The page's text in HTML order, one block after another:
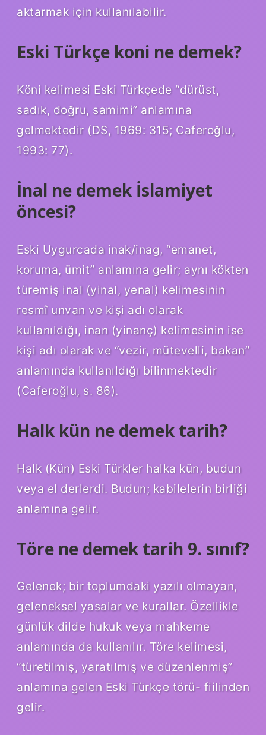
aktarmak için kullanılabilir.
Eski Türkçe koni ne demek?
Köni kelimesi Eski Türkçede “dürüst,
sadık, doğru, samimi” anlamına
gelmektedir (DS, 1969: 315; Caferoğlu,
1993: 77).
İnal ne demek İslamiyet
öncesi?
Eski Uygurcada inak/inag, “emanet,
koruma, ümit” anlamına gelir; aynı kökten
türemiş inal (yinal, yenal) kelimesinin
resmî unvan ve kişi adı olarak
kullanıldığı, inan (yinanç) kelimesinin ise
kişi adı olarak ve “vezir, mütevelli, bakan”
anlamında kullanıldığı bilinmektedir
(Caferoğlu, s. 86).
Halk kün ne demek tarih?
Halk (Kün) Eski Türkler halka kün, budun
veya el derlerdi. Budun; kabilelerin birliği
anlamına gelir.
Töre ne demek tarih 9. sınıf?
Gelenek; bir toplumdaki yazılı olmayan,
geleneksel yasalar ve kurallar. Özellikle
günlük dilde hukuk veya mahkeme
anlamında da kullanılır. Töre kelimesi,
“türetilmiş, yaratılmış ve düzenlenmiş”
anlamına gelen Eski Türkçe törü- fiilinden
gelir.